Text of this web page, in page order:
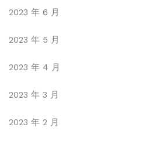
2023 年 6 月
2023 年 5 月
2023 年 4 月
2023 年 3 月
2023 年 2 月